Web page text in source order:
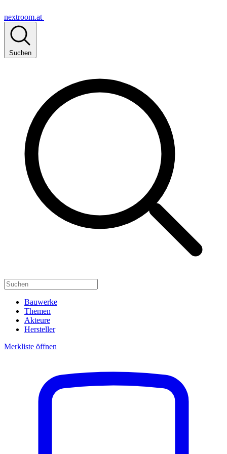
nextroom.at
Suchen
Bauwerke
Themen
Akteure
Hersteller
Merkliste öffnen